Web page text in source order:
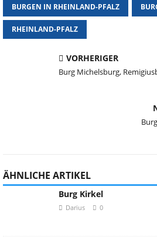
BURGEN IN RHEINLAND-PFALZ
RHEINLAND-PFALZ
VORHERIGER
Burg Michelsburg,
ÄHNLICHE ARTIKEL
Burg Kirkel
Darius 0